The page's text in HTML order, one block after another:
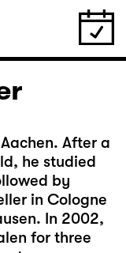
After a
he studied
by
in Cologne
In 2002,
for three